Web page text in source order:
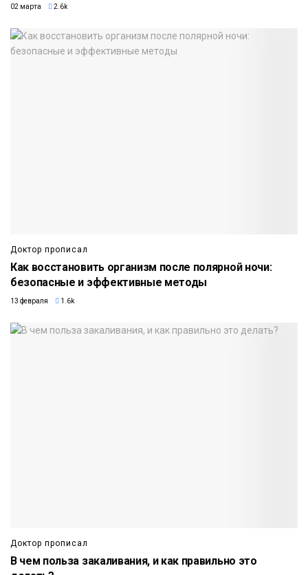
02 марта 2.6k
Доктор прописал
Как восстановить организм после полярной ночи:
безопасные и эффективные методы
13 февраля 1.6k
Доктор прописал
В чем польза закаливания, и как правильно это